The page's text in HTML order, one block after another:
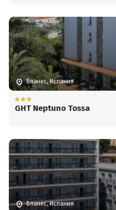
Бланес, Испания
GHT Neptuno Tossa
Бланес, Испания